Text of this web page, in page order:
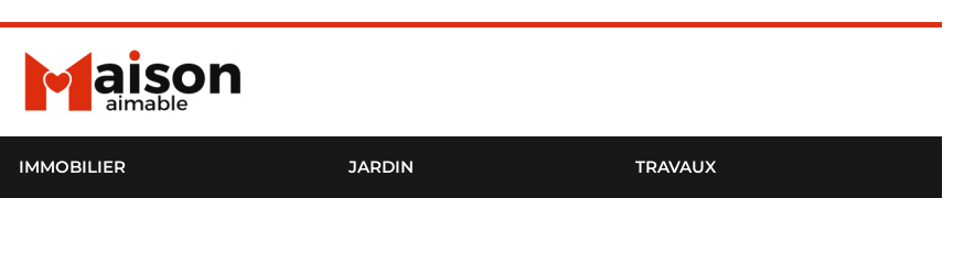
IMMOBILIER JARDIN TRAVAUX